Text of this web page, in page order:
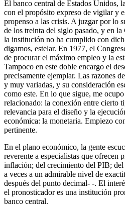
El banco central de Estados Unidos,
con el propósito expreso de vigilar y
propenso a las crisis. A juzgar por lo
de los treinta del siglo pasado, y en la
la institución no ha cumplido con
digamos, estelar. En 1977, el
de procurar el máximo empleo y la
Tampoco en este doble encargo el
precisamente ejemplar. Las razones
y muy variadas, y su consideración
como este. En lo que sigue, me
relacionado: la conexión entre cierto
relevancia para el diseño y la
económica: la monetaria. Empiezo
pertinente.
En el plano económico, la gente
reverente a especialistas que ofrecen
inflación; del crecimiento del PIB;
a veces a un admirable nivel de
después del punto decimal- -. El
el pronosticador es una institución
banco central.